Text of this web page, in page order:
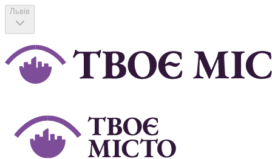
Львів